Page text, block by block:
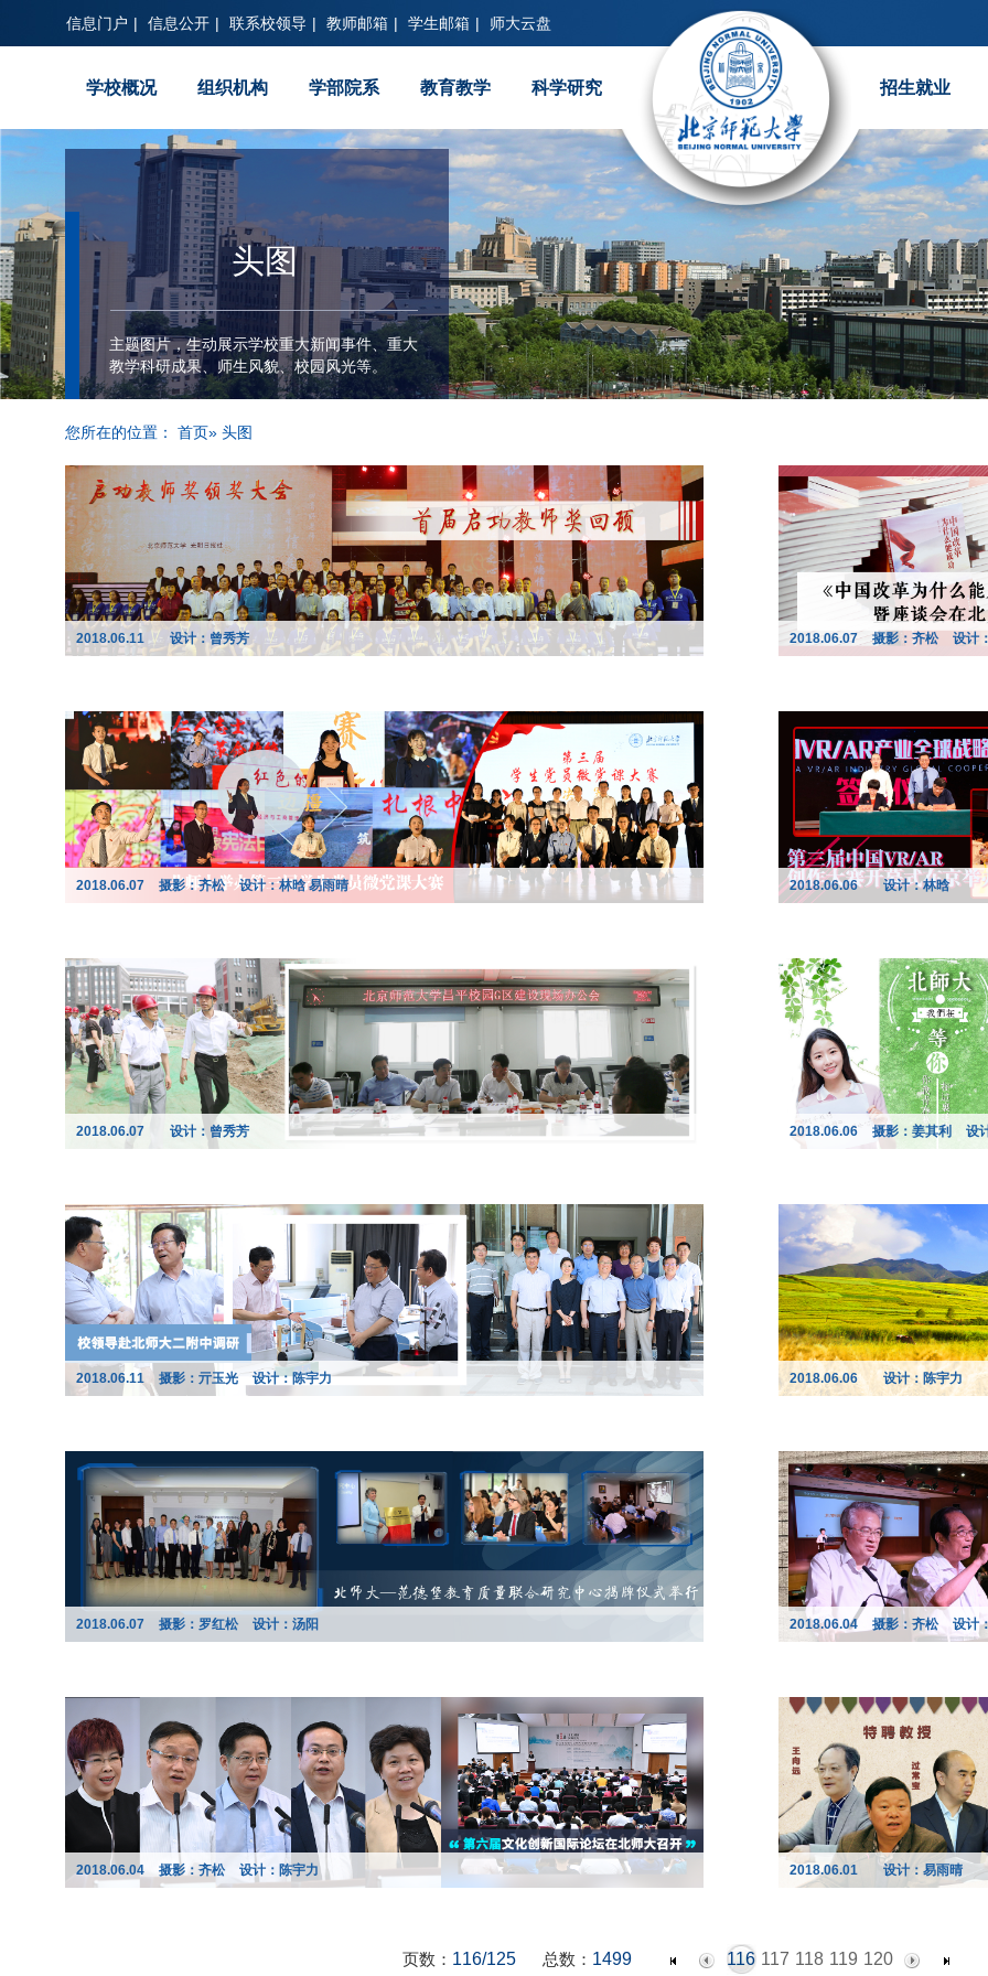
信息门户 | 信息公开 | 联系校领导 | 教师邮箱 | 学生邮箱 | 师大云盘
学校概况 组织机构 学部院系 教育教学 科学研究 招生就业
头图
主题图片，生动展示学校重大新闻事件、重大
教学科研成果、师生风貌、校园风光等。
您所在的位置： 首页» 头图
2018.06.11 设计：曾秀芳 2018.06.07 摄影：齐松 设计
2018.06.07 摄影：齐松 设计：林晗 易雨晴 2018.06.06 设计：林晗
2018.06.07 设计：曾秀芳 2018.06.06 摄影：姜其利 设
2018.06.11 摄影：亓玉光 设计：陈宇力 2018.06.06 设计：陈宇力
2018.06.07 摄影：罗红松 设计：汤阳 2018.06.04 摄影：齐松 设计
2018.06.04 摄影：齐松 设计：陈宇力 2018.06.01 设计：易雨晴
页数： 116/125 总数： 1499 116 117 118 119 120